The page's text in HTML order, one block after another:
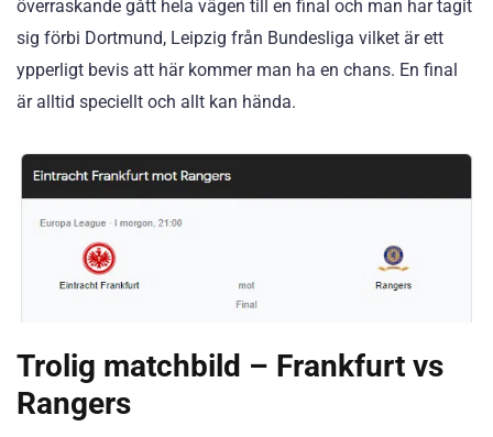
överraskande gått hela vägen till en final och man har tagit
sig förbi Dortmund, Leipzig från Bundesliga vilket är ett
ypperligt bevis att här kommer man ha en chans. En final
är alltid speciellt och allt kan hända.
Trolig matchbild – Frankfurt vs
Rangers